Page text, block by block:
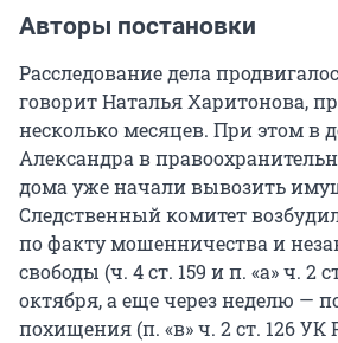
Авторы постановки
Расследование дела
говорит Наталья Харитонова,
несколько месяцев. При этом в
Александра в
дома уже начали вывозить
Следственный комитет
по факту мошенничества и
свободы (ч. 4 ст. 159 и п. «а» ч. 2
октября, а еще через неделю —
похищения (п. «в» ч. 2 ст. 126 УК